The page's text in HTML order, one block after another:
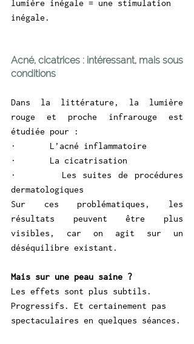
lumière inégale = une stimulation
inégale.
Acné, cicatrices : intéressant, mais sous
conditions
Dans la littérature, la lumière
rouge et proche infrarouge est
étudiée pour :
·       L’acné inflammatoire
·       La cicatrisation
·       Les suites de procédures
dermatologiques
Sur ces problématiques, les
résultats peuvent être plus
visibles, car on agit sur un
déséquilibre existant.
Mais sur une peau saine ?
Les effets sont plus subtils.
Progressifs. Et certainement pas
spectaculaires en quelques séances.